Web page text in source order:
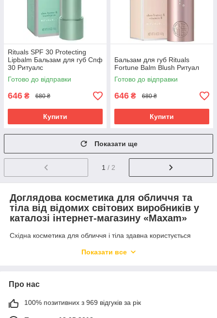
Rituals SPF 30 Protecting
Lipbalm Бальзам для губ Спф
30 Ритуалс
Готово до відправки
646 ₴ 680 ₴
Купити
Бальзам для губ Rituals
Fortune Balm Blush Ритуал
Готово до відправки
646 ₴ 680 ₴
Купити
Показати ще
1 / 2
Доглядова косметика для обличчя та
тіла від відомих світових виробників у
каталозі інтернет-магазину «Maxam»
Східна косметика для обличчя і тіла здавна користується
якісні натуральні компоненти, користь яких є незаперечною.
природи. Ароматичні олії, креми, гелі, скраби, маски, мило,
парфумерія та багато інших засобів дозволяють безпечно
дбати про своє тіло. У каталозі інтернет-магазину «Maxam»
кожна жінка зможе знайти для себе найкращі засоби для
Показати все
Про нас
100% позитивних з 969 відгуків за рік